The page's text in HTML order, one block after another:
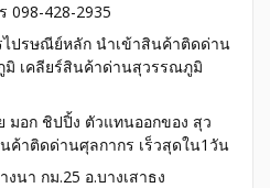
098-428-2935
ปรษณีย์หลัก นำเข้าสินค้าติดด่าน
เคลียร์สินค้าด่านสุวรรณภูมิ
อก ชิปปิ้ง ตัวแทนออกของ สุว
ค้าติดด่านศุลกากร เร็วสุดใน1วัน
นา กม.25 อ.บางเสาธง